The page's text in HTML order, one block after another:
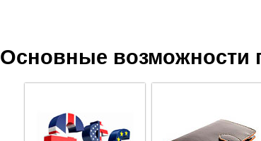
Основные возможности